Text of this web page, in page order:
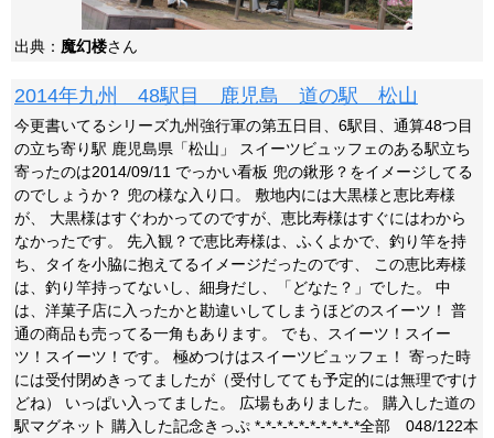
出典： 魔幻楼さん
2014年九州 48駅目 鹿児島 道の駅 松山
今更書いてるシリーズ九州強行軍の第五日目、6駅目、通算48つ目
の立ち寄り駅 鹿児島県「松山」 スイーツビュッフェのある駅立ち
寄ったのは2014/09/11 でっかい看板 兜の鍬形？をイメージしてる
のでしょうか？ 兜の様な入り口。 敷地内には大黒様と恵比寿様
が、 大黒様はすぐわかってのですが、恵比寿様はすぐにはわから
なかったです。 先入観？で恵比寿様は、ふくよかで、釣り竿を持
ち、タイを小脇に抱えてるイメージだったのです、 この恵比寿様
は、釣り竿持ってないし、細身だし、「どなた？」でした。 中
は、洋菓子店に入ったかと勘違いしてしまうほどのスイーツ！ 普
通の商品も売ってる一角もあります。 でも、スイーツ！スイー
ツ！スイーツ！です。 極めつけはスイーツビュッフェ！ 寄った時
には受付閉めきってましたが（受付してても予定的には無理ですけ
どね） いっぱい入ってました。 広場もありました。 購入した道の
駅マグネット 購入した記念きっぷ *-*-*-*-*-*-*-*-*-*全部 048/122本